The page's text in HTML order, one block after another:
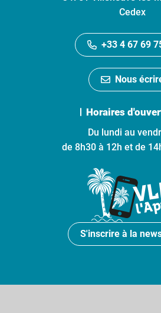
Cedex
+33 4 67 69
Nous
Horaires
Du lundi au
de 8h30 à 12h et de
S'inscrire à la